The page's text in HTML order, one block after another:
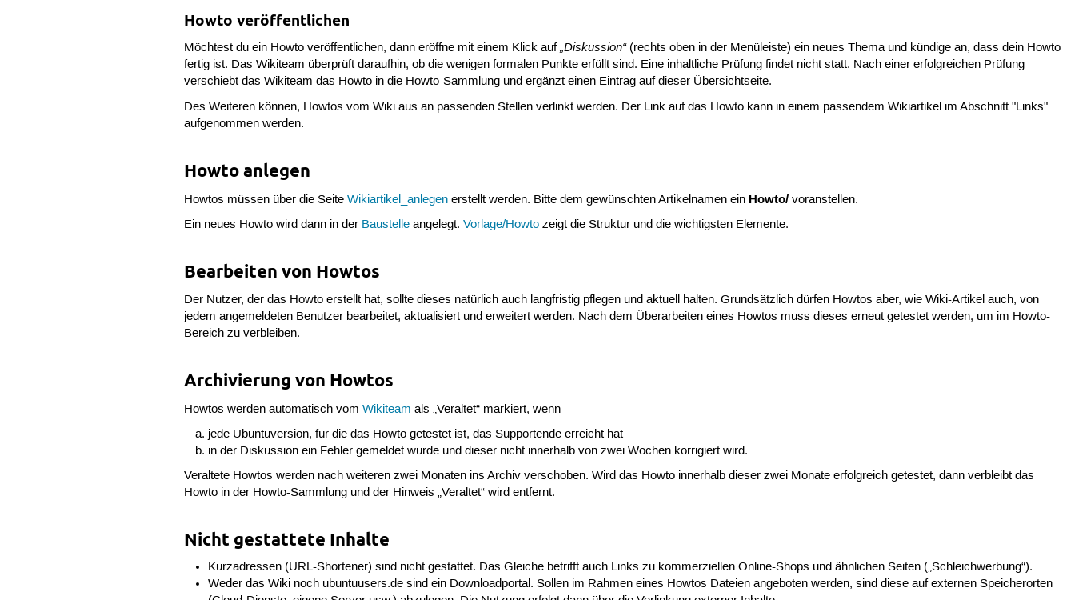
Howto veröffentlichen
Möchtest du ein Howto veröffentlichen, dann eröffne mit einem Klick auf„Diskussion“(rechts oben in der Menüleiste) ein neues Thema und kündige an, dass dein Howto
fertig ist. Das Wikiteam überprüft daraufhin, ob die wenigen formalen Punkte erfüllt sind. Eine inhaltliche Prüfung findet nicht statt. Nach einer erfolgreichen Prüfung
verschiebt das Wikiteam das Howto in die Howto-Sammlung und ergänzt einen Eintrag auf dieser Übersichtseite.
Des Weiteren können, Howtos vom Wiki aus an passenden Stellen verlinkt werden. Der Link auf das Howto kann in einem passendem Wikiartikel im Abschnitt "Links"
aufgenommen werden.
Howto anlegen
Howtos müssen über die SeiteWikiartikel_anlegen erstellt werden. Bitte dem gewünschten Artikelnamen ein Howto/ voranstellen.
Ein neues Howto wird dann in der Baustelle angelegt.Vorlage/Howto zeigt die Struktur und die wichtigsten Elemente.
Bearbeiten von Howtos
Der Nutzer, der das Howto erstellt hat, sollte dieses natürlich auch langfristig pflegen und aktuell halten. Grundsätzlich dürfen Howtos aber, wie Wiki-Artikel auch, von
jedem angemeldeten Benutzer bearbeitet, aktualisiert und erweitert werden. Nach dem Überarbeiten eines Howtos muss dieses erneut getestet werden, um im Howto-
Bereich zu verbleiben.
Archivierung von Howtos
Howtos werden automatisch vomWikiteam als „Veraltet“ markiert, wenn
jede Ubuntuversion, für die das Howto getestet ist, das Supportende erreicht hat
in der Diskussion ein Fehler gemeldet wurde und dieser nicht innerhalb von zwei Wochen korrigiert wird.
Veraltete Howtos werden nach weiteren zwei Monaten ins Archiv verschoben. Wird das Howto innerhalb dieser zwei Monate erfolgreich getestet, dann verbleibt das
Howto in der Howto-Sammlung und der Hinweis „Veraltet“ wird entfernt.
Nicht gestattete Inhalte
Kurzadressen (URL-Shortener) sind nicht gestattet. Das Gleiche betrifft auch Links zu kommerziellen Online-Shops und ähnlichen Seiten („Schleichwerbung“).
Weder das Wiki noch ubuntuusers.de sind ein Downloadportal. Sollen im Rahmen eines Howtos Dateien angeboten werden, sind diese auf externen Speicherorten